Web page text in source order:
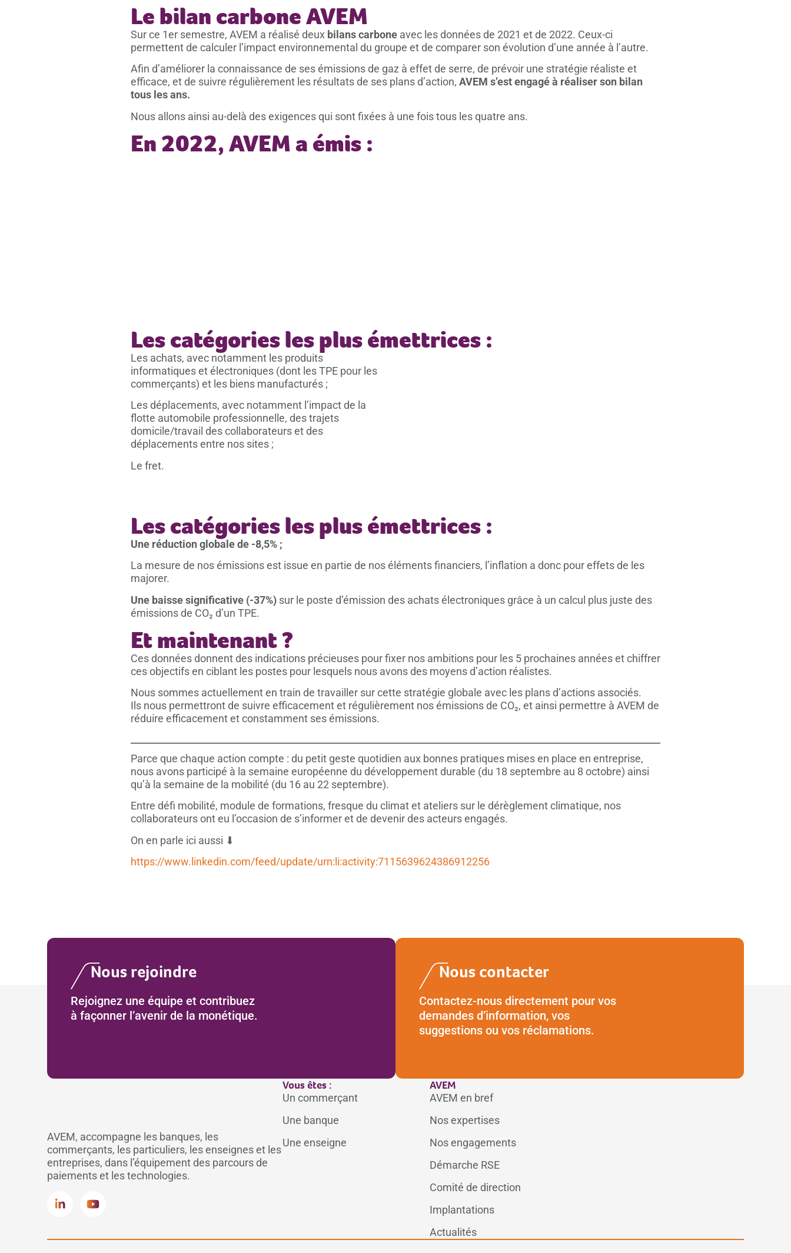
Le bilan carbone AVEM
Sur ce 1er semestre, AVEM a réalisé deux bilans carbone avec les données de 2021 et de 2022. Ceux-ci
permettent de calculer l’impact environnemental du groupe et de comparer son évolution d’une année à l’autre.
Afin d’améliorer la connaissance de ses émissions de gaz à effet de serre, de prévoir une stratégie réaliste et
efficace, et de suivre régulièrement les résultats de ses plans d’action, AVEM s’est engagé à réaliser son bilan
tous les ans.
Nous allons ainsi au-delà des exigences qui sont fixées à une fois tous les quatre ans.
En 2022, AVEM a émis :
Les catégories les plus émettrices :
Les achats, avec notamment les produits
informatiques et électroniques (dont les TPE pour les
commerçants) et les biens manufacturés ;
Les déplacements, avec notamment l’impact de la
flotte automobile professionnelle, des trajets
domicile/travail des collaborateurs et des
déplacements entre nos sites ;
Le fret.
Les catégories les plus émettrices :
Une réduction globale de -8,5% ;
La mesure de nos émissions est issue en partie de nos éléments financiers, l’inflation a donc pour effets de les
majorer.
Une baisse significative (-37%) sur le poste d’émission des achats électroniques grâce à un calcul plus juste des
émissions de CO₂ d’un TPE.
Et maintenant ?
Ces données donnent des indications précieuses pour fixer nos ambitions pour les 5 prochaines années et chiffrer
ces objectifs en ciblant les postes pour lesquels nous avons des moyens d’action réalistes.
Nous sommes actuellement en train de travailler sur cette stratégie globale avec les plans d’actions associés.
Ils nous permettront de suivre efficacement et régulièrement nos émissions de CO₂, et ainsi permettre à AVEM de
réduire efficacement et constamment ses émissions.
Parce que chaque action compte : du petit geste quotidien aux bonnes pratiques mises en place en entreprise,
nous avons participé à la semaine européenne du développement durable (du 18 septembre au 8 octobre) ainsi
qu’à la semaine de la mobilité (du 16 au 22 septembre).
Entre défi mobilité, module de formations, fresque du climat et ateliers sur le dérèglement climatique, nos
collaborateurs ont eu l’occasion de s’informer et de devenir des acteurs engagés.
On en parle ici aussi ⬇
https://www.linkedin.com/feed/update/urn:li:activity:7115639624386912256
Nous rejoindre
Rejoignez une équipe et contribuez
à façonner l’avenir de la monétique.
Nous contacter
Contactez-nous directement pour vos
demandes d’information, vos
suggestions ou vos réclamations.
AVEM, accompagne les banques, les
commerçants, les particuliers, les enseignes et les
entreprises, dans l’équipement des parcours de
paiements et les technologies.
Vous êtes :
Un commerçant
Une banque
Une enseigne
AVEM
AVEM en bref
Nos expertises
Nos engagements
Démarche RSE
Comité de direction
Implantations
Actualités